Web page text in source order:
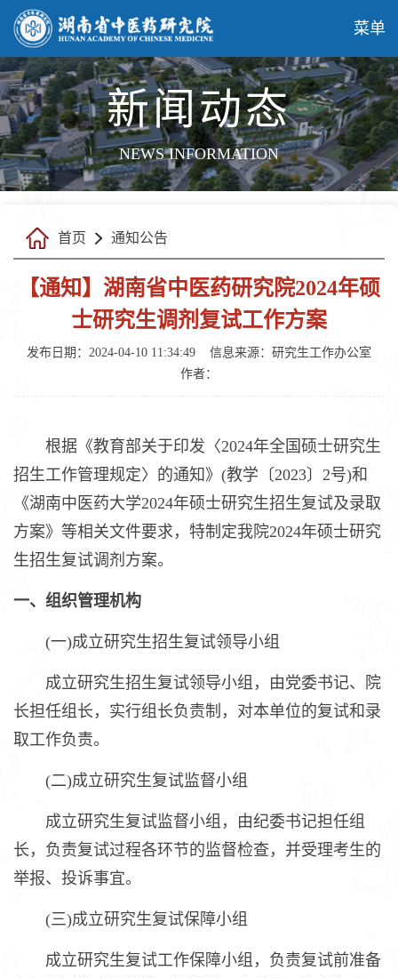
菜单
新闻动态
NEWS INFORMATION
首页 通知公告
【通知】湖南省中医药研究院2024年硕
士研究生调剂复试工作方案
发布日期：2024-04-10 11:34:49
信息来源：研究生工作办公室
作者：
根据《教育部关于印发〈2024年全国硕士研究生
招生工作管理规定〉的通知》(教学〔2023〕2号)和
《湖南中医药大学2024年硕士研究生招生复试及录取
方案》等相关文件要求，特制定我院2024年硕士研究
生招生复试调剂方案。
一、组织管理机构
(一)成立研究生招生复试领导小组
成立研究生招生复试领导小组，由党委书记、院
长担任组长，实行组长负责制，对本单位的复试和录
取工作负责。
(二)成立研究生复试监督小组
成立研究生复试监督小组，由纪委书记担任组
长，负责复试过程各环节的监督检查，并受理考生的
举报、投诉事宜。
(三)成立研究生复试保障小组
成立研究生复试工作保障小组，负责复试前准备